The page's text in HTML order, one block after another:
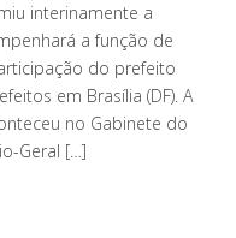
interinamente a
a função de
do prefeito
em Brasília (DF). A
no Gabinete do
Geral […]